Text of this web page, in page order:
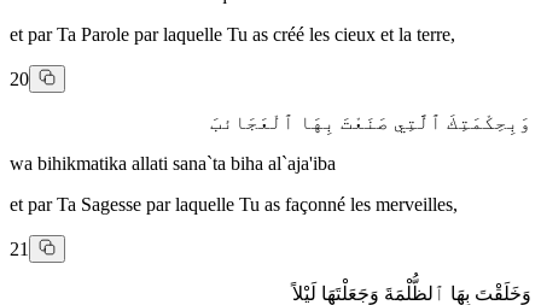
et par Ta Parole par laquelle Tu as créé les cieux et la terre,
20
وَبِحِكْمَتِكَ ٱلَّتِي صَنَعْتَ بِهَا ٱلْعَجَائبَ
wa bihikmatika allati sana`ta biha al`aja'iba
et par Ta Sagesse par laquelle Tu as façonné les merveilles,
21
وَخَلَقْتَ بِهَا ٱلظُّلْمَةَ وَجَعَلْتَهَا لَيْلاً